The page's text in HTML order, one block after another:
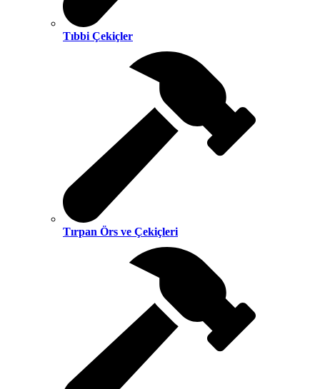
Tıbbi Çekiçler
Tırpan Örs ve Çekiçleri